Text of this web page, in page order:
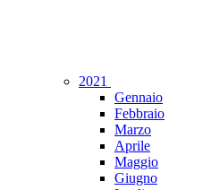
2021
Gennaio
Febbraio
Marzo
Aprile
Maggio
Giugno